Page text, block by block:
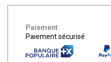
Paiement
Paiement sécurisé